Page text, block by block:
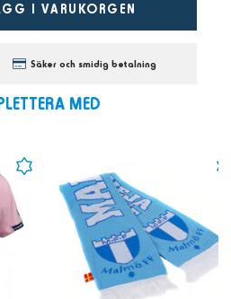
I VARUKORGEN
Säker och smidig betalning
MED